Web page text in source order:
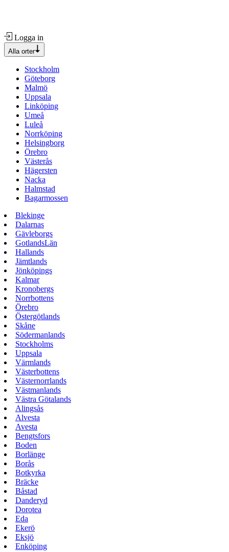
Logga in
Alla orter
Stockholm
Göteborg
Malmö
Uppsala
Linköping
Umeå
Luleå
Norrköping
Helsingborg
Örebro
Västerås
Hägersten
Nacka
Halmstad
Bagarmossen
Blekinge
Dalarnas
Gävleborgs
GotlandsLän
Hallands
Jämtlands
Jönköpings
Kalmar
Kronobergs
Norrbottens
Örebro
Östergötlands
Skåne
Södermanlands
Stockholms
Uppsala
Värmlands
Västerbottens
Västernorrlands
Västmanlands
Västra Götalands
Alingsås
Alvesta
Avesta
Bengtsfors
Boden
Borlänge
Borås
Botkyrka
Bräcke
Båstad
Danderyd
Dorotea
Eda
Ekerö
Eksjö
Enköping